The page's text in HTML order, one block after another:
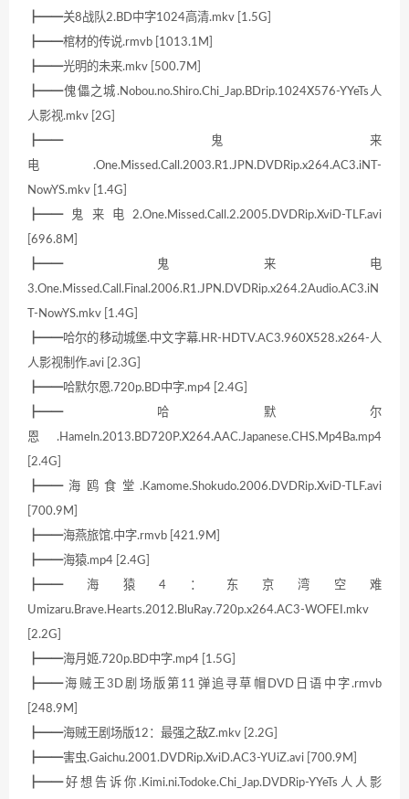
┣━━关8战队2.BD中字1024高清.mkv [1.5G]
┣━━棺材的传说.rmvb [1013.1M]
┣━━光明的未来.mkv [500.7M]
┣━━傀儡之城.Nobou.no.Shiro.Chi_Jap.BDrip.1024X576-YYeTs人
人影视.mkv [2G]
┣━━鬼来
电.One.Missed.Call.2003.R1.JPN.DVDRip.x264.AC3.iNT-
NowYS.mkv [1.4G]
┣━━鬼来电2.One.Missed.Call.2.2005.DVDRip.XviD-TLF.avi
[696.8M]
┣━━鬼来电
3.One.Missed.Call.Final.2006.R1.JPN.DVDRip.x264.2Audio.AC3.iN
T-NowYS.mkv [1.4G]
┣━━哈尔的移动城堡.中文字幕.HR-HDTV.AC3.960X528.x264-人
人影视制作.avi [2.3G]
┣━━哈默尔恩.720p.BD中字.mp4 [2.4G]
┣━━哈默尔
恩.Hameln.2013.BD720P.X264.AAC.Japanese.CHS.Mp4Ba.mp4
[2.4G]
┣━━海鸥食堂.Kamome.Shokudo.2006.DVDRip.XviD-TLF.avi
[700.9M]
┣━━海燕旅馆.中字.rmvb [421.9M]
┣━━海猿.mp4 [2.4G]
┣━━海猿4：东京湾空难
Umizaru.Brave.Hearts.2012.BluRay.720p.x264.AC3-WOFEI.mkv
[2.2G]
┣━━海月姬.720p.BD中字.mp4 [1.5G]
┣━━海贼王3D剧场版第11弹追寻草帽DVD日语中字.rmvb
[248.9M]
┣━━海贼王剧场版12：最强之敌Z.mkv [2.2G]
┣━━害虫.Gaichu.2001.DVDRip.XviD.AC3-YUiZ.avi [700.9M]
┣━━好想告诉你.Kimi.ni.Todoke.Chi_Jap.DVDRip-YYeTs人人影